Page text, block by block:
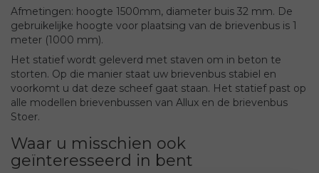
Afmetingen: hoogte 1500mm, diameter buis 32 mm. De
gebruikelijke hoogte voor plaatsing van de brievenbus is 1
meter (1000 mm).
Het statief wordt geleverd met staven om in beton te
storten. Op die manier staat uw brievenbus stabiel en
voorkomt u dat deze scheef gaat staan. Het statief past op
alle modellen brievenbussen van Allux en de brievenbus
Stoer.
Waar u misschien ook
geïnteresseerd in bent